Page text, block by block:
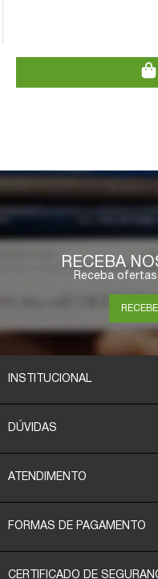
RECEBA
Receba
INSTITUCIONAL
DÚVIDAS
ATENDIMENTO
FORMAS DE PAGAMENTO
CERTIFICADO DE